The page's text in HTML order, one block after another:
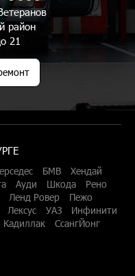
район
21
БМВ
Хендай
Ауди Шкода
Рено
Ленд Ровер
Пежо
Лексус УАЗ
Инфинити
Кадиллак
СсангЙонг